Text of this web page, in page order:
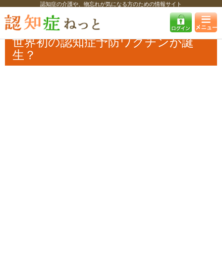
認知症の介護や、物忘れが気になる方のための情報サイト
認知症ねっと 認知症最新ニュース 医療
世界初の認知症予防ワクチン
が誕生？
世界初の認知症予防ワクチンが誕
生？